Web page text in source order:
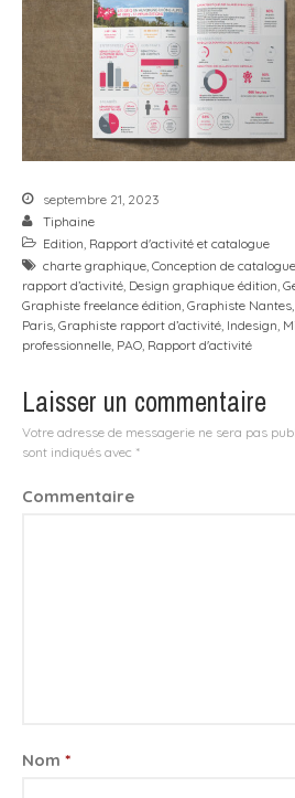
septembre 21, 2023
Tiphaine
Edition, Rapport d'activité et catalogue
charte graphique, Conception de
rapport d’activité, Design graphique édition,
Graphiste freelance édition, Graphiste Nantes,
Paris, Graphiste rapport d’activité, Indesign,
professionnelle, PAO, Rapport d'activité
Laisser un commentaire
Votre adresse de messagerie ne sera pas
sont indiqués avec *
Commentaire
Nom *